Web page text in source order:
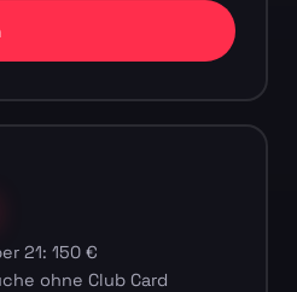
21: 150 €
ohne Club Card